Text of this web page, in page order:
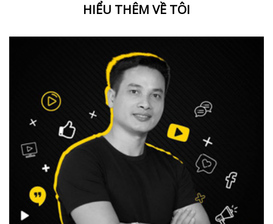
HIỂU THÊM VỀ TÔI